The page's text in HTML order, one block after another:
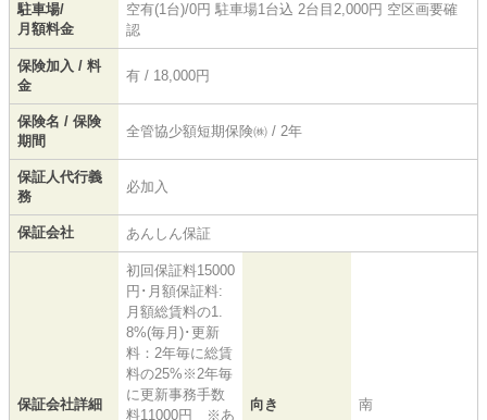
駐車場/
月額料金
空有(1台)/0円 駐車場1台込 2台目2,000円 空区画要確
認
保険加入 / 料
金
有 / 18,000円
保険名 / 保険
期間
全管協少額短期保険㈱ / 2年
保証人代行義
務
必加入
保証会社 あんしん保証
保証会社詳細
初回保証料15000
円･月額保証料:
月額総賃料の1.
8%(毎月)･更新
料：2年毎に総賃
料の25%※2年毎
に更新事務手数
料11000円 ※あ
向き 南